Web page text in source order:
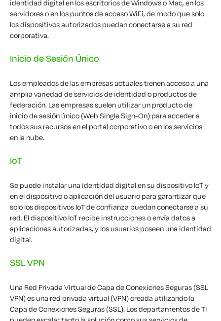
identidad digital en los escritorios de Windows o Mac, en los
servidores o en los puntos de acceso WiFi, de modo que solo
los dispositivos autorizados puedan conectarse a su red
corporativa.
Inicio de Sesión Único
Los empleados de las empresas actuales tienen acceso a una
amplia variedad de servicios de identidad o productos de
federación. Las empresas suelen utilizar un producto de
inicio de sesión único (Web Single Sign-On) para acceder a
todos sus recursos en el portal corporativo o en los servicios
en la nube.
IoT
Se puede instalar una identidad digital en su dispositivo IoT y
en el dispositivo o aplicación del usuario para garantizar que
solo los dispositivos IoT de confianza puedan conectarse a su
red. El dispositivo IoT recibe instrucciones o envía datos a
aplicaciones autorizadas, y los usuarios poseen una identidad
digital.
SSL VPN
Una Red Privada Virtual de Capa de Conexiones Seguras (SSL
VPN) es una red privada virtual (VPN) creada utilizando la
Capa de Conexiones Seguras (SSL). Los departamentos de TI